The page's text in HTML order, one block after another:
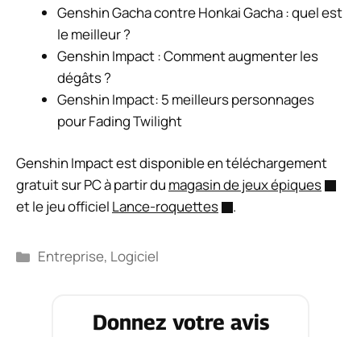
Genshin Gacha contre Honkai Gacha : quel est
le meilleur ?
Genshin Impact : Comment augmenter les
dégâts ?
Genshin Impact: 5 meilleurs personnages
pour Fading Twilight
Genshin Impact est disponible en téléchargement
gratuit sur PC à partir du magasin de jeux épiques
et le jeu officiel Lance-roquettes .
Catégories
Entreprise, Logiciel
Donnez votre avis